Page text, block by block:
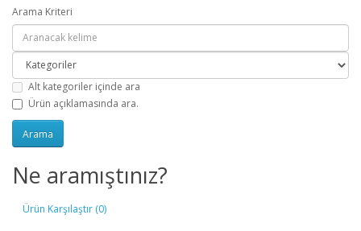
Arama Kriteri
Alt kategoriler içinde ara
Ürün açıklamasında ara.
Ne aramıştınız?
Ürün Karşılaştır (0)